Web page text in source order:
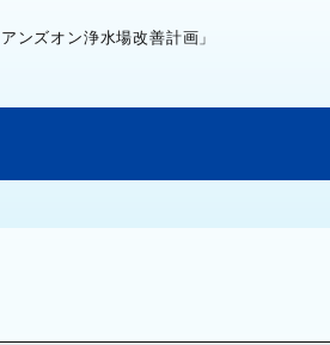
ンズオン浄水場改善計画」